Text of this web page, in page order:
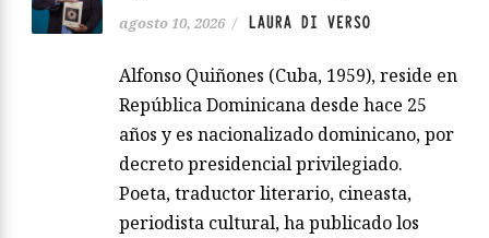
agosto 10, 2026 / LAURA DI VERSO
Alfonso Quiñones (Cuba, 1959), reside en
República Dominicana desde hace 25
años y es nacionalizado dominicano, por
decreto presidencial privilegiado.
Poeta, traductor literario, cineasta,
periodista cultural, ha publicado los